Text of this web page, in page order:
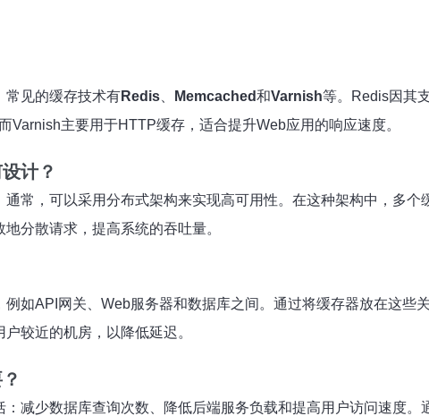
常见的缓存技术有Redis Memcached和Varnish等。Redis因其
主要用于HTTP缓存，适合提升Web应用的响应速度。
计？
常，可以采用分布式架构来实现高可用性。在这种架构中，多个
分散请求，提高系统的吞吐量。
如API网关、Web服务器和数据库之间。通过将缓存器放在这些
较近的机房，以降低延迟。
减少数据库查询次数、降低后端服务负载和提高用户访问速度